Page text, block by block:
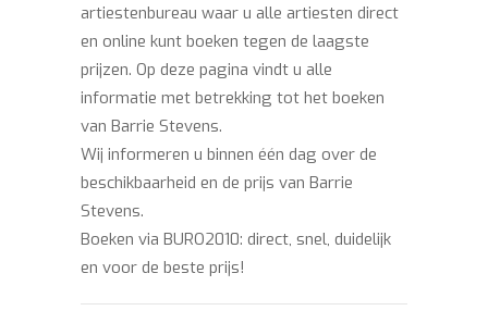
artiestenbureau waar u alle artiesten direct
en online kunt boeken tegen de laagste
prijzen. Op deze pagina vindt u alle
informatie met betrekking tot het boeken
van Barrie Stevens.
Wij informeren u binnen één dag over de
beschikbaarheid en de prijs van Barrie
Stevens.
Boeken via BURO2010: direct, snel, duidelijk
en voor de beste prijs!